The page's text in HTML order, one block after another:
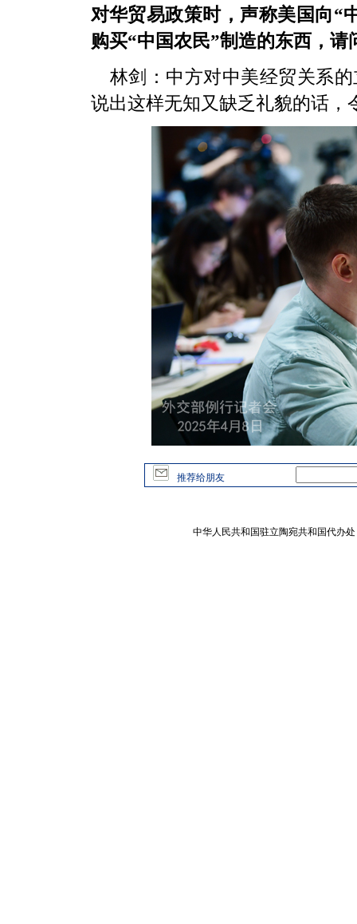
对华贸易政策时，声称美国向“
购买“中国农民”制造的东西，
林剑：中方对中美经贸关系
说出这样无知又缺乏礼貌的话，
推荐给朋友
中华人民共和国驻立陶宛共和国代办处